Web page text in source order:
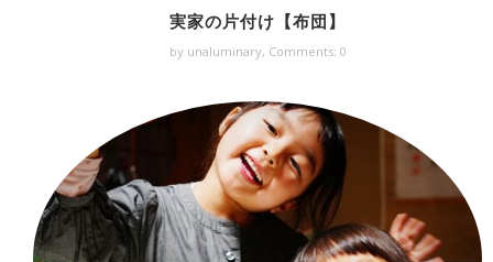
実家の片付け【布団】
by unaluminary, Comments: 0